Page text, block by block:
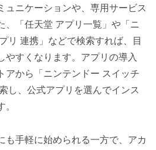
ュニケーションや、専用サービス
、「任天堂 アプリ一覧」や「ニ
リ 連携」などで検索すれば、目
やすくなります。アプリの導入
アから「ニンテンドー スイッチ
し、公式アプリを選んでインス
も手軽に始められる一方で、アカ